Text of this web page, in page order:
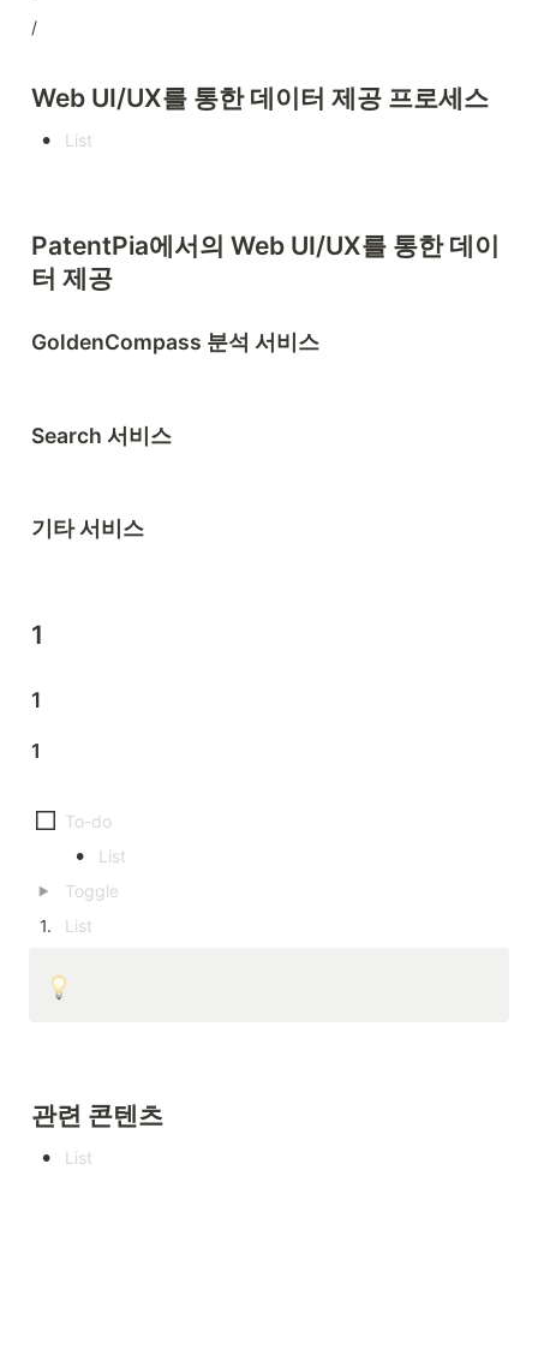
/
Web UI/UX를 통한 데이터 제공 프로세스
•
PatentPia에서의 Web UI/UX를 통한 데이
터 제공
GoldenCompass 분석 서비스
Search 서비스
기타 서비스
1
1
1
•
1.
관련 콘텐츠
•